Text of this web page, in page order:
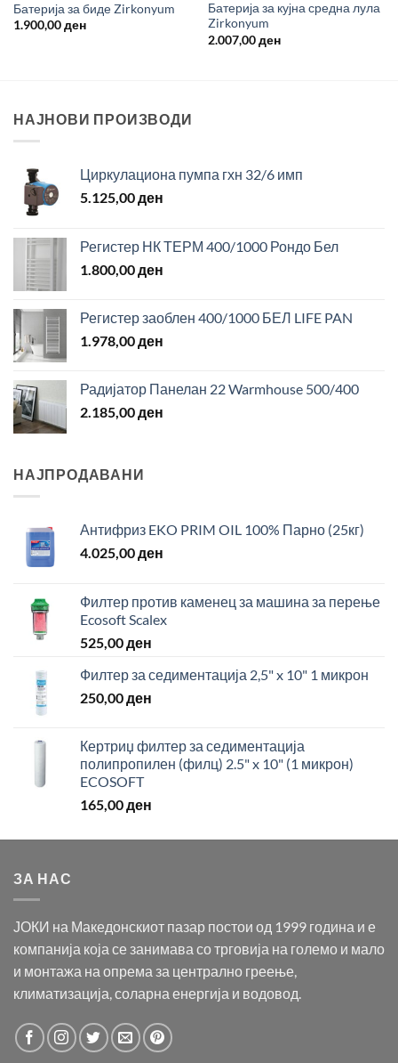
Батерија за биде Zirkonyum
1.900,00ден
Батерија за кујна средна лула
Zirkonyum
2.007,00ден
НАЈНОВИ ПРОИЗВОДИ
Циркулациона пумпа гхн 32/6 имп
5.125,00ден
Регистер НК ТЕРМ 400/1000 Рондо Бел
1.800,00ден
Регистер заоблен 400/1000 БЕЛ LIFE PAN
1.978,00ден
Радијатор Панелан 22 Warmhouse 500/400
2.185,00ден
НАЈПРОДАВАНИ
Антифриз EKO PRIM OIL 100% Парно (25кг)
4.025,00 ден
Филтер против каменец за машина за перење
Ecosoft Scalex
525,00 ден
Филтер за седиментација 2,5" x 10" 1 микрон
250,00 ден
Кертриџ филтер за седиментација
полипропилен (филц) 2.5" x 10" (1 микрон)
ECOSOFT
165,00 ден
ЗА НАС
ЈОКИ на Македонскиот пазар постои од 1999 година и е
компанија која се занимава со трговија на големо и мало
и монтажа на опрема за централно греење,
климатизација, соларна енергија и водовод.